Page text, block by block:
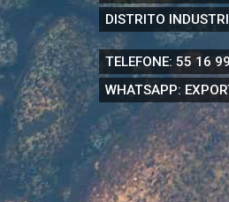
DISTRITO
TELEFONE: 55 16
WHATSAPP: